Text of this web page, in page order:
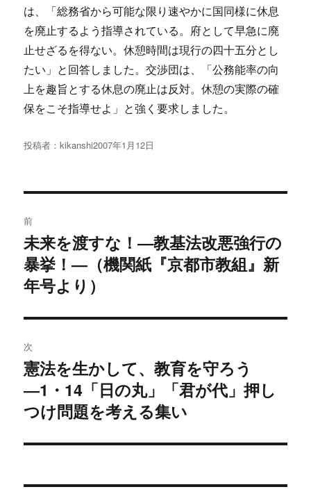
は、「総務省から可能な限り速やかに国同様に休息
を廃止するよう指導されている。府として早急に廃
止せざるを得ない。休憩時間は現行の四十五分とし
たい」と回答しました。交渉団は、「公務能率の向
上を趣旨とする休息の廃止は反対。休憩の実際の確
保をこそ指導せよ」と強く要求しました。
投稿者：kikanshi投
2007年1月12日
稿
ナ
ビ
ゲ
ー
シ
ョ
ン
前
過
去
の
稿:
未来を渡すな！―教基法改悪強行の
暴挙！―（機関紙『京都市教組』新
年号より）
次
次
の
投
憲法を生かして、教育を守ろう
―1・14「日の丸」「君が代」押し
つけ問題を考える集い